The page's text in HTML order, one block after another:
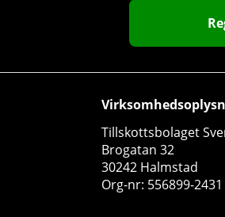
Tillskottsbolaget
Brogatan 32
30242 Halmstad
Org-nr: 556899-2431